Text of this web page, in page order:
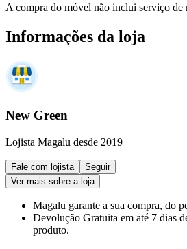
A compra do móvel não inclui serviço de
Informações da loja
New Green
Lojista Magalu desde 2019
Fale com lojista
Seguir
Ver mais sobre a loja
Magalu garante a sua compra, do
Devolução Gratuita em até 7 dias
produto.